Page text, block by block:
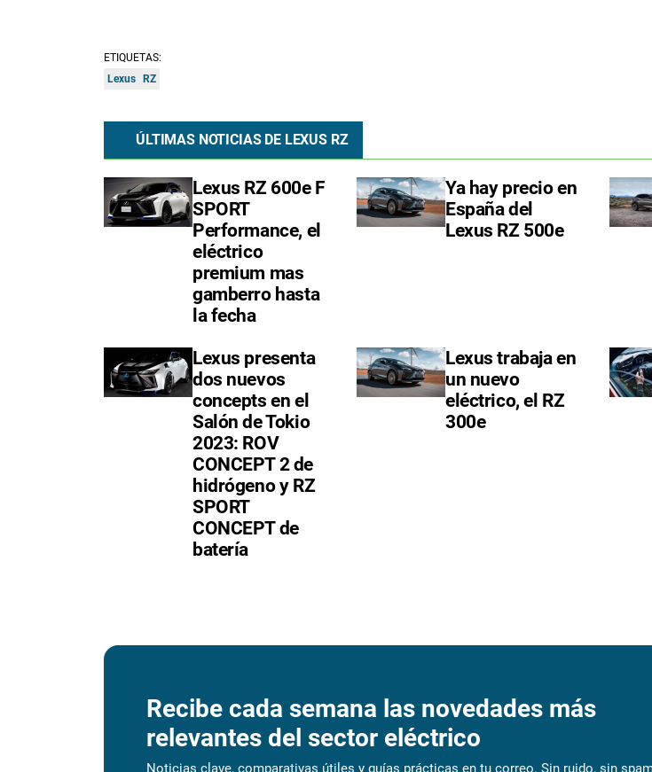
ETIQUETAS:
Lexus RZ
ÚLTIMAS NOTICIAS DE LEXUS RZ
Lexus RZ 600e F
SPORT
Performance, el
eléctrico
premium mas
gamberro hasta
la fecha
Ya hay precio en
España del
Lexus RZ 500e
Lexus presenta
dos nuevos
concepts en el
Salón de Tokio
2023: ROV
CONCEPT 2 de
hidrógeno y RZ
SPORT
CONCEPT de
batería
Lexus trabaja en
un nuevo
eléctrico, el RZ
300e
Recibe cada semana las novedades más
relevantes del sector eléctrico
Noticias clave, comparativas útiles y guías prácticas en tu correo. Sin ruido, sin